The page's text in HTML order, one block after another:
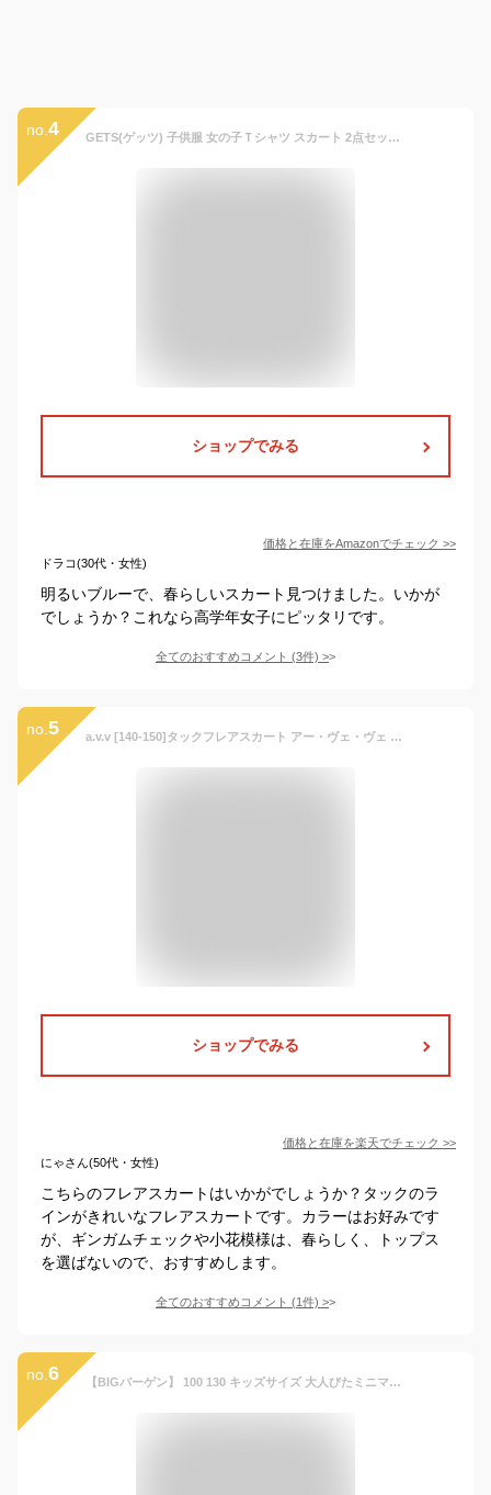
no. 4 GETS(ゲッツ) 子供服 女の子Ｔシャツ スカート 2点セット 上下セット セットアップ キッズ服 トップス スカート 赤ちゃん 女の子服 肩出し 花柄 春 夏 通学 旅行 海遊び 普段着 (ブルー 130cm)
ショップでみる
価格と在庫をAmazonでチェック >>
ドラコ(30代・女性)
明るいブルーで、春らしいスカート見つけました。いかが
でしょうか？これなら高学年女子にピッタリです。
全てのおすすめコメント (3件) >
no. 5 a.v.v [140-150]タックフレアスカート アー・ヴェ・ヴェ スカート ミニスカート ブルー パープル
ショップでみる
価格と在庫を楽天でチェック >>
にゃさん(50代・女性)
こちらのフレアスカートはいかがでしょうか？タックのラ
インがきれいなフレアスカートです。カラーはお好みです
が、ギンガムチェックや小花模様は、春らしく、トップス
を選ばないので、おすすめします。
全てのおすすめコメント (1件) >
no. 6 【BIGバーゲン】 100 130 キッズサイズ 大人びたミニマルデザインのフレアスカート。1年中使えるツイル素材！ 子供服 子供サイズ こども 子ども 女の子 ガールズ ツイルスカート 綿100％ コットン【メール便可22】◆ツイルタックスカート［キッズ］